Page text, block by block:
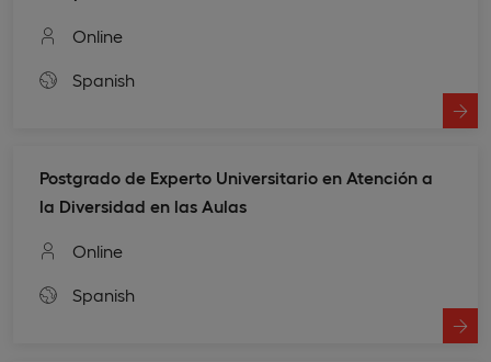
Online
Spanish
Postgrado de Experto Universitario en Atención a
la Diversidad en las Aulas
Online
Spanish